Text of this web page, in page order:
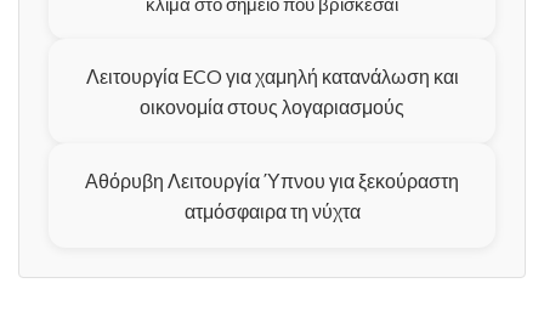
Λειτουργία ECO για χαμηλή κατανάλωση και
οικονομία στους λογαριασμούς
Αθόρυβη Λειτουργία Ύπνου για ξεκούραστη
ατμόσφαιρα τη νύχτα